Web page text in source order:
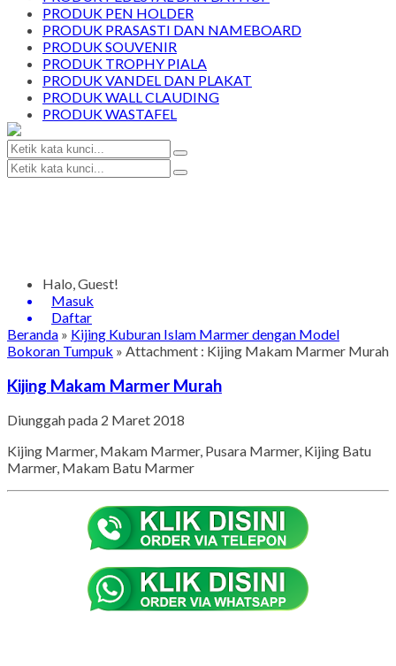
PRODUK PEN HOLDER
PRODUK PRASASTI DAN NAMEBOARD
PRODUK SOUVENIR
PRODUK TROPHY PIALA
PRODUK VANDEL DAN PLAKAT
PRODUK WALL CLAUDING
PRODUK WASTAFEL
Halo, Guest!
Masuk
Daftar
Beranda » Kijing Kuburan Islam Marmer dengan Model
Bokoran Tumpuk » Attachment : Kijing Makam Marmer Murah
Kijing Makam Marmer Murah
Diunggah pada 2 Maret 2018
Kijing Marmer, Makam Marmer, Pusara Marmer, Kijing Batu
Marmer, Makam Batu Marmer